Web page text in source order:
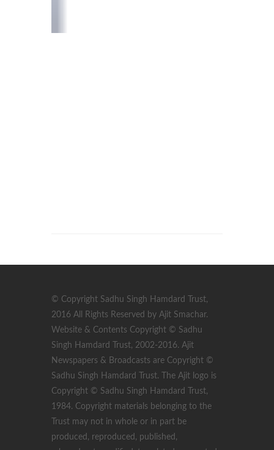
© Copyright Sadhu Singh Hamdard Trust,
2016 All Rights Reserved by Ajit Smachar.
Website & Contents Copyright © Sadhu
Singh Hamdard Trust, 2002-2016. Ajit
Newspapers & Broadcasts are Copyright ©
Sadhu Singh Hamdard Trust. The Ajit logo is
Copyright © Sadhu Singh Hamdard Trust,
1984. Copyright materials belonging to the
Trust may not in whole or in part be
produced, reproduced, published,